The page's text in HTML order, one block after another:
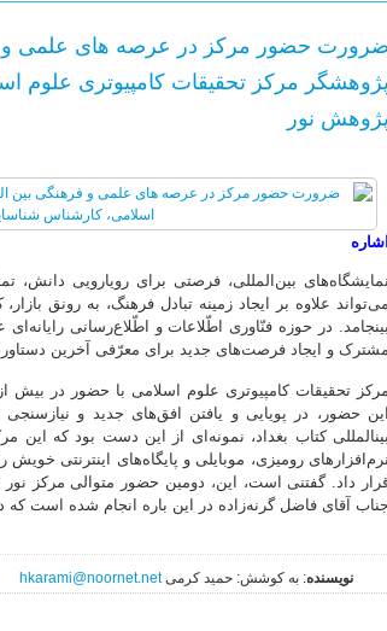
ضرورت حضور مرکز در عرصه های علمی و
پژوهشگر مرکز تحقیقات کامپیوتری علوم
پژوهش نور
اشاره
نمایشگاه‌های بین‌المللی، فرصتی برای رویارویی
می‌تواند علاوه بر ایجاد زمینه تبادل فرهنگ، به رونق
بینجامد. در حوزه فنّاوری اطّلاعات و اطّلاع‌رسانی
مشترک و ایجاد فرصت‌های جدید برای معرّفی آخرین
این حضور، در پویایی و یافتن افق‌های جدید و
بینالمللی کتاب بغداد، نمونه‌ای از این دست بود که
نرم‌افزارهای رومیزی، موبایلی و پایگاه‌های اینترنتی
داد. گفتنی است، این، دومین حضور متوالی مرکز نور
جناب آقای فاضل گرنه‌زاده در این باره انجام شده است که
نویسنده: به کوشش: حمید کرمیhkarami@noornet.net